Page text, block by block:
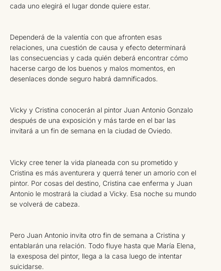
cada uno elegirá el lugar donde quiere estar.
Dependerá de la valentía con que afronten esas
relaciones, una cuestión de causa y efecto determinará
las consecuencias y cada quién deberá encontrar cómo
hacerse cargo de los buenos y malos momentos, en
desenlaces donde seguro habrá damnificados.
Vicky y Cristina conocerán al pintor Juan Antonio Gonzalo
después de una exposición y más tarde en el bar las
invitará a un fin de semana en la ciudad de Oviedo.
Vicky cree tener la vida planeada con su prometido y
Cristina es más aventurera y querrá tener un amorío con el
pintor. Por cosas del destino, Cristina cae enferma y Juan
Antonio le mostrará la ciudad a Vicky. Esa noche su mundo
se volverá de cabeza.
Pero Juan Antonio invita otro fin de semana a Cristina y
entablarán una relación. Todo fluye hasta que María Elena,
la exesposa del pintor, llega a la casa luego de intentar
suicidarse.